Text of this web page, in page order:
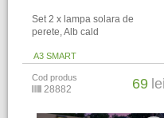
Set 2 x lampa solara de
perete, Alb cald
A3 SMART
Cod produs
28882 69 lei